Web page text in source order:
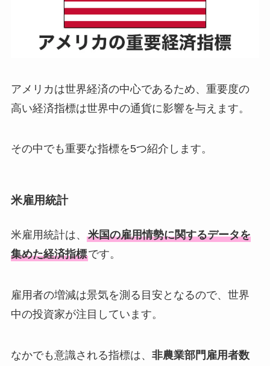
アメリカは世界経済の中心であるため、重要度の
高い経済指標は世界中の通貨に影響を与えます。
その中でも重要な指標を5つ紹介します。
米雇用統計
米雇用統計は、 米国の雇用情勢に関するデータを
集めた経済指標です。
雇用者の増減は景気を測る目安となるので、世界
中の投資家が注目しています。
なかでも意識される指標は、 非農業部門雇用者数